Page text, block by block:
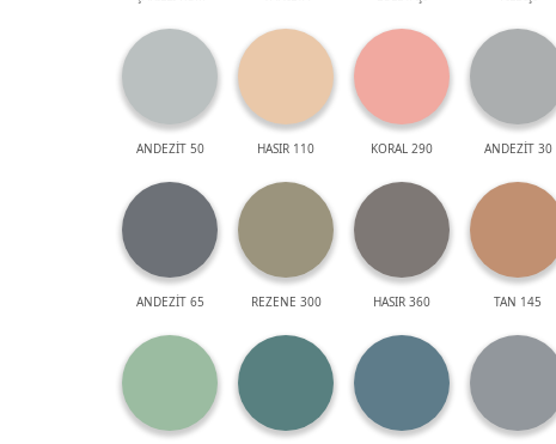
ANDEZİT 50 HASIR 110 KORAL 290 ANDEZİT 30
ANDEZİT 65 REZENE 300 HASIR 360 TAN 145